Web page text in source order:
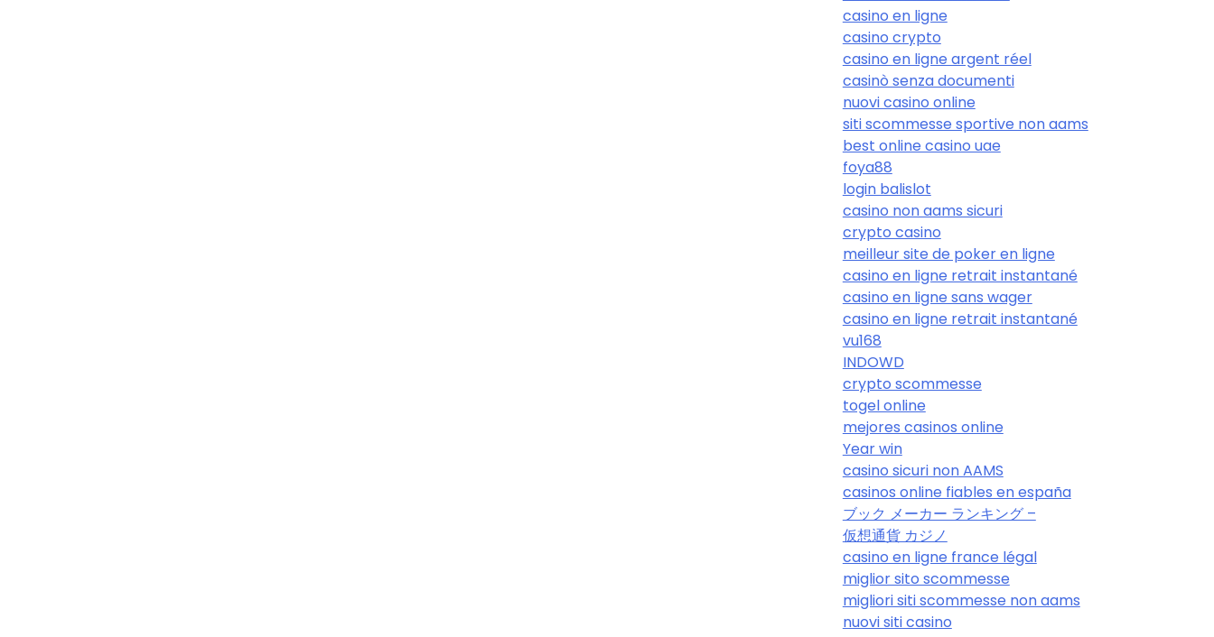
casino en ligne
casino crypto
casino en ligne argent réel
casinò senza documenti
nuovi casino online
siti scommesse sportive non aams
best online casino uae
foya88
login balislot
casino non aams sicuri
crypto casino
meilleur site de poker en ligne
casino en ligne retrait instantané
casino en ligne sans wager
casino en ligne retrait instantané
vu168
INDOWD
crypto scommesse
togel online
mejores casinos online
Year win
casino sicuri non AAMS
casinos online fiables en españa
ブック メーカー ランキング –
仮想通貨 カジノ
casino en ligne france légal
miglior sito scommesse
migliori siti scommesse non aams
nuovi siti casino